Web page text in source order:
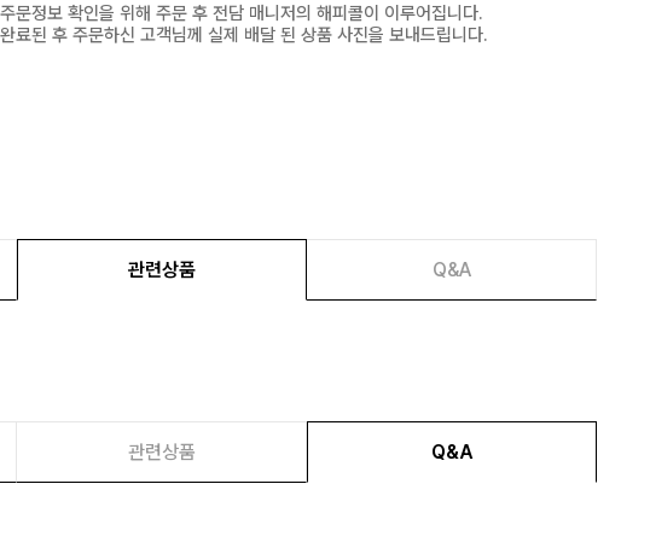
문정보 확인을 위해 주문 후 전담 매니저의 해피콜이 이루어집니다.
료된 후 주문하신 고객님께 실제 배달 된 상품 사진을 보내드립니다.
관련상품 Q&A
관련상품 Q&A